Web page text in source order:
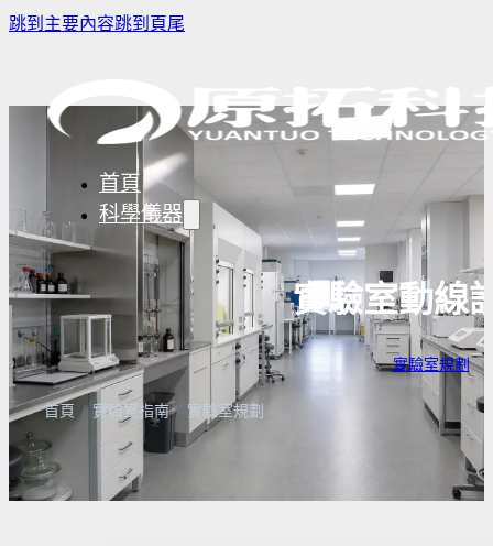
跳到主要內容跳到頁尾
首頁
科學儀器
儀
備
樣品濃縮/乾燥前處理設備
微量分注吸管pipette
實驗室攪拌器 | 振盪機
實驗室過濾設備
超音波清洗機
實驗室冰箱 / 冷凍櫃
培養箱
高溫爐
生物安全
高壓滅菌
實驗室
真空幫浦
實驗室動線
實驗室規劃·
首頁 / 實驗室指南 / 實驗室規劃